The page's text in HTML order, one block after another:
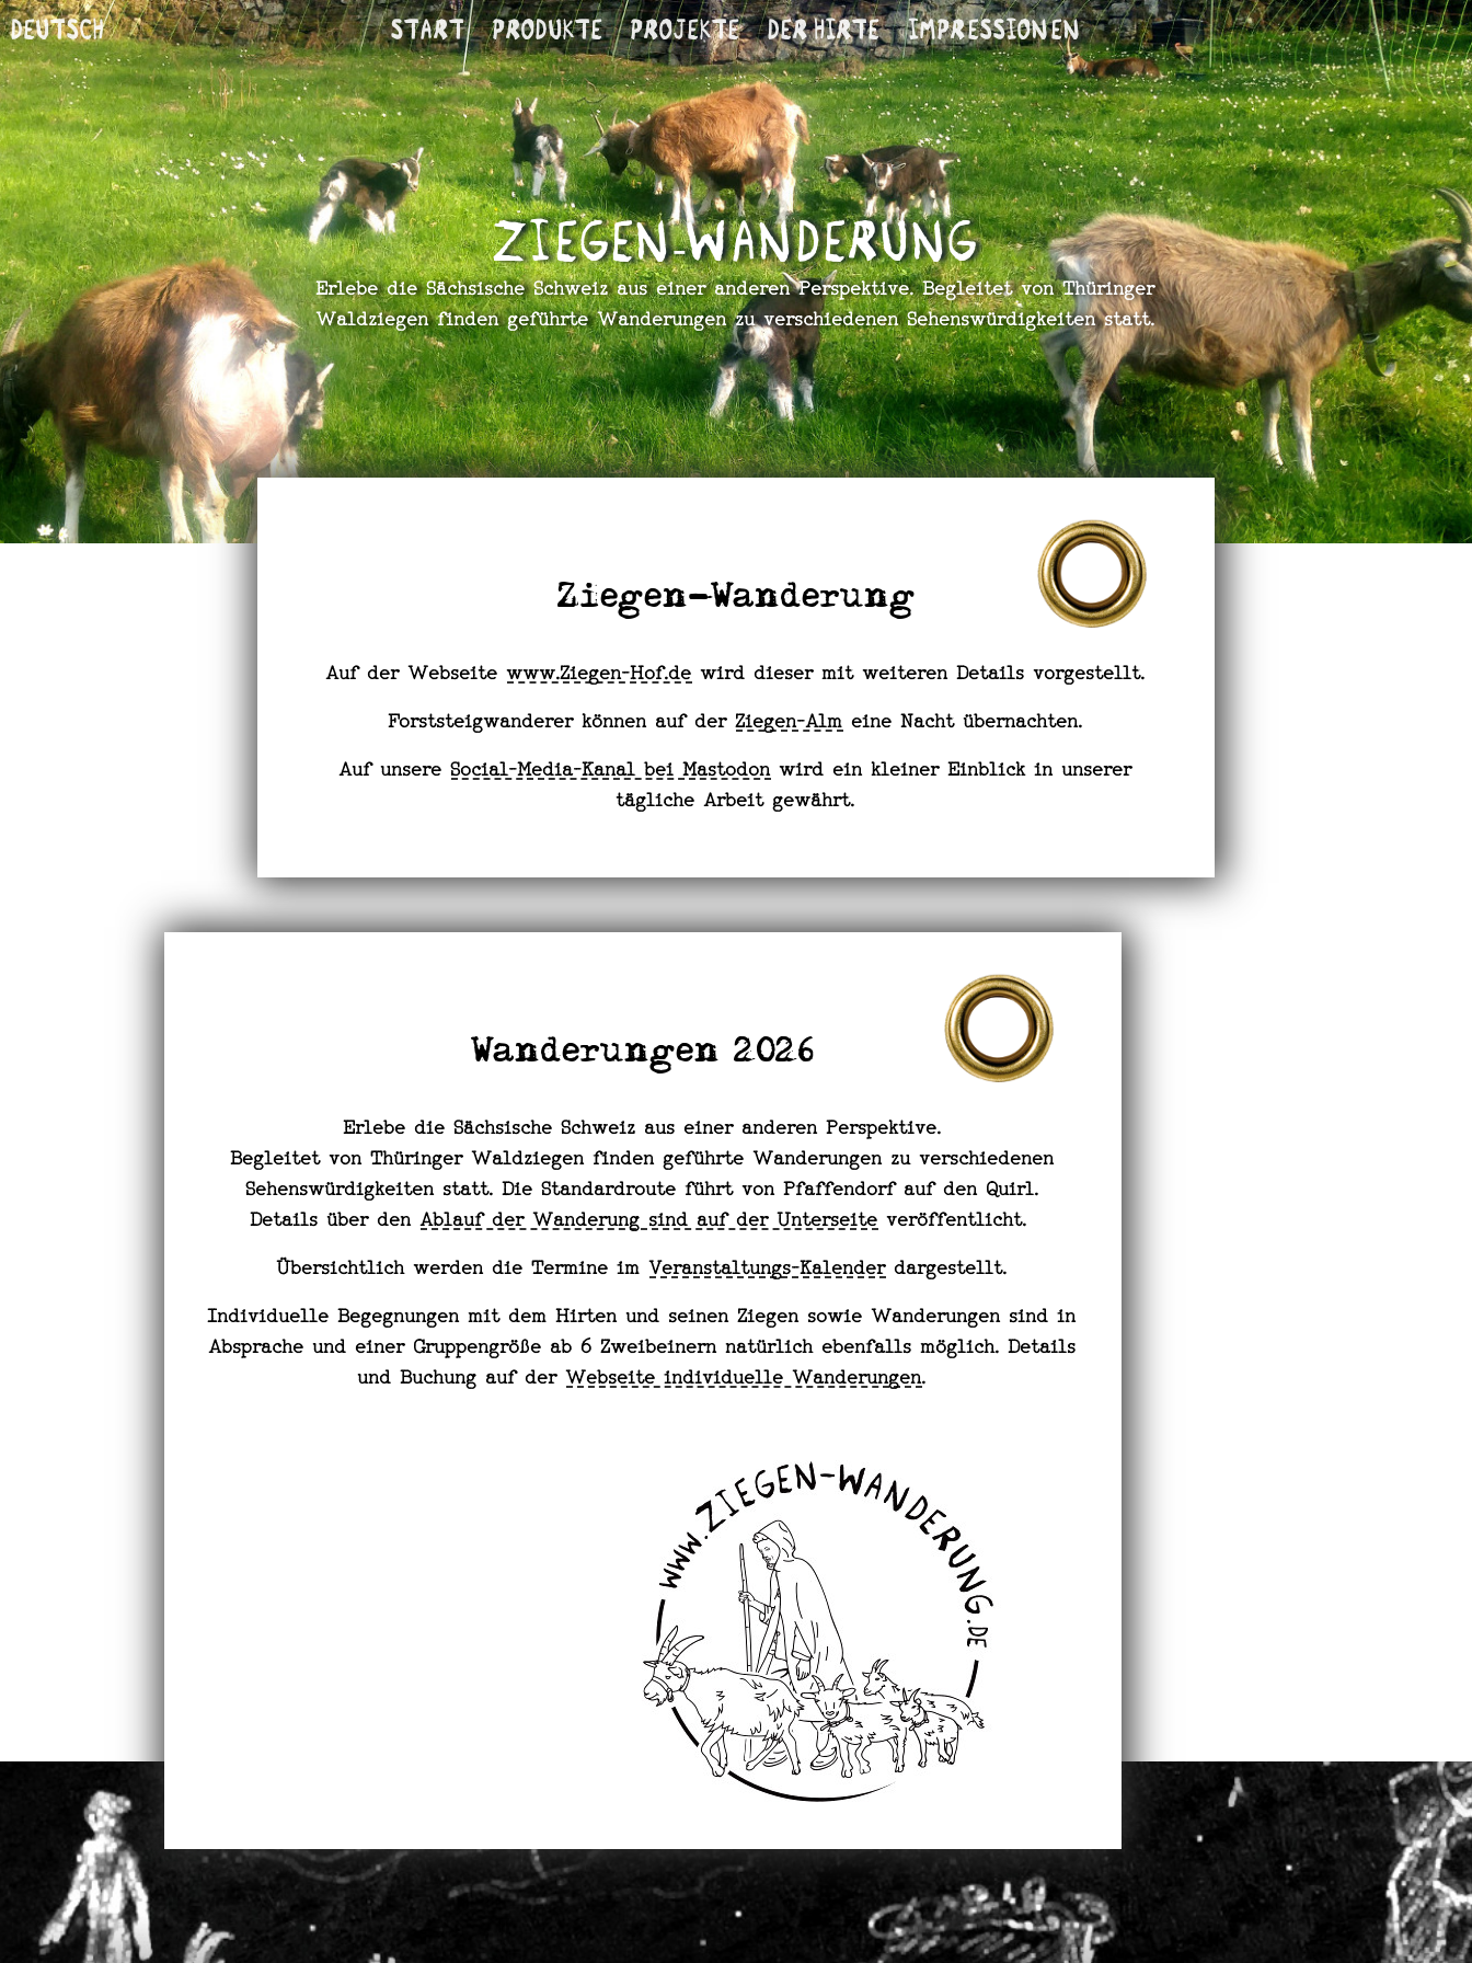
Ziegen-Wanderung
Erlebe die Sächsische Schweiz aus einer anderen Perspektive. Begleitet von Thüringer
Waldziegen finden geführte Wanderungen zu verschiedenen Sehenswürdigkeiten statt.
Start Produkte Projekte Der Hirte Im­pres­si­onen
Deutsch
Ziegen-Wanderung
Auf der Webseitewww.Ziegen-Hof.de wird dieser mit weiteren Details vorgestellt.
Forststeigwanderer können auf derZiegen-Alm eine Nacht übernachten.
Auf unsereSocial-Media-Kanal bei Mastodon wird ein kleiner Einblick in unserer
tägliche Arbeit gewährt.
Wanderungen 2026
Erlebe die Sächsische Schweiz aus einer anderen Perspektive.
Begleitet von Thüringer Waldziegen finden geführte Wanderungen zu verschiedenen
Sehenswürdigkeiten statt. Die Standardroute führt von Pfaffendorf auf den Quirl.
Details über denAblauf der Wanderung sind auf der Unterseite veröffentlicht.
Übersichtlich werden die Termine imVeranstaltungs-Kalender dargestellt.
Individuelle Begegnungen mit dem Hirten und seinen Ziegen sowie Wanderungen sind in
Absprache und einer Gruppengröße ab 6 Zweibeinern natürlich ebenfalls möglich. Details
und Buchung auf derWebseite individuelle Wanderungen.